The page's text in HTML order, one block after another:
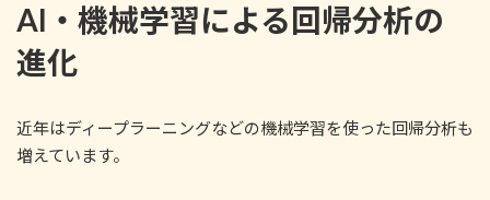
AI・機械学習による回帰分析の
進化
近年はディープラーニングなどの機械学習を使った回帰分析も
増えています。